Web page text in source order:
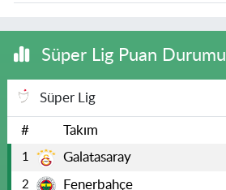
Süper Lig Puan Durumu
Süper Lig
# Takım
1 Galatasaray
2 Fenerbahçe